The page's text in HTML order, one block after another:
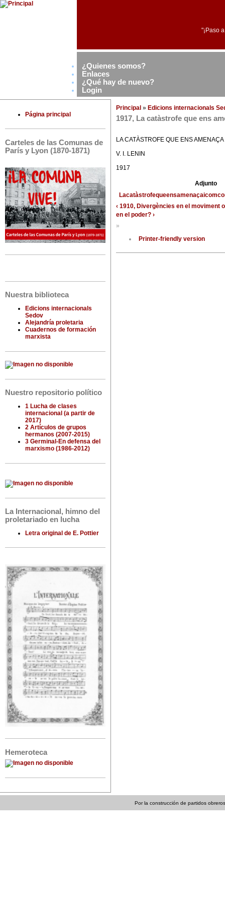
"¡Paso
¿Quienes somos?
Enlaces
¿Qué hay de nuevo?
Login
Página principal
Carteles de las Comunas de
París y Lyon (1870-1871)
Nuestra biblioteca
Edicions internacionals
Sedov
Alejandría proletaria
Cuadernos de formación
marxista
Nuestro repositorio político
1 Lucha de clases
internacional (a partir de
2017)
2 Artículos de grupos
hermanos (2007-2015)
3 Germinal-En defensa del
marxismo (1986-2012)
La Internacional, himno del
proletariado en lucha
Letra original de E. Pottier
Hemeroteca
Principal » Edicions internacionals
1917, La catàstrofe que ens
LA CATÀSTROFE QUE ENS
V. I. LENIN
1917
Adjunto
‹ 1910, Divergències en el moviment
en el poder? ›
»
Printer-friendly version
Por la construcción de partidos